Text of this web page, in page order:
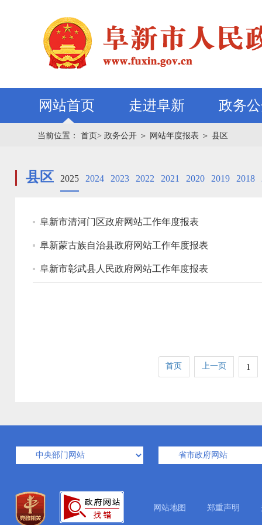
网站首页 走进阜新 政务
当前位置： 首页> 政务公开 ＞ 网站年度报表 ＞ 县区
县区 2025 2024 2023 2022 2021 2020 2019 2018
阜新市清河门区政府网站工作年度报表
阜新蒙古族自治县政府网站工作年度报表
阜新市彰武县人民政府网站工作年度报表
首页 上一页 1
网站地图 郑重声明